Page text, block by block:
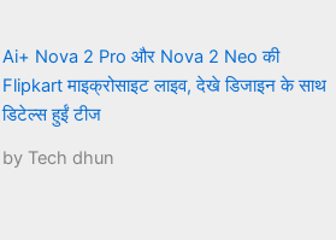
Ai+ Nova 2 Pro और Nova 2 Neo की
Flipkart माइक्रोसाइट लाइव, देखे डिजाइन के साथ
डिटेल्स हुईं टीज
by Tech dhun